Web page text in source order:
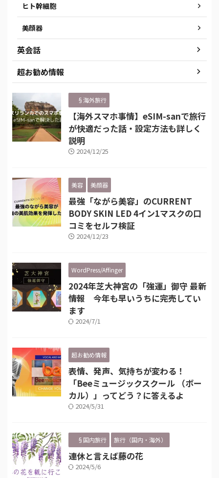
ヒト幹細胞
美顔器
英会話
超お勧め情報
§海外旅行
【海外スマホ事情】eSIM-sanで旅行
が快適だった話・設定方法も詳しく
説明
2024/12/25
美容 美顔器
最強「ながら美容」のCURRENT
BODY SKIN LED 4イン1マスクの口
コミをセルフ検証
2024/12/23
WordPress/Affinger
2024年芝大神宮の「強運」御守 最新
情報 今年も早いうちに完売してい
ます
2024/7/1
超お勧め情報
表情、発声、気持ちが変わる！
「Beeミュージックスクール （ボー
カル）」ってどう？に答えるよ
2024/5/31
§国内旅行 旅行（国内・海外）
連休と言えば藤の花
2024/5/6